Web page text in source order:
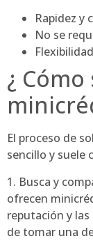
Rapidez y
No se
¿
El proceso de
sencillo y suele
1. Busca y
ofrecen
reputación y
de tomar una